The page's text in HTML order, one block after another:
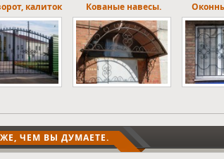
навесы. Оконные решетки
ЧЕМ ВЫ ДУМАЕТЕ.